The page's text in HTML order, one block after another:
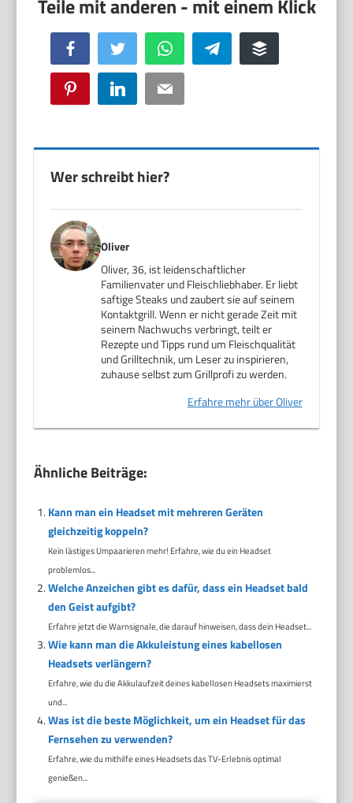
Facebook Twitter WhatsApp Telegram Buffer
Pinterest LinkedIn Email
Wer schreibt hier?
Oliver
Oliver, 36, ist leidenschaftlicher
Familienvater und Fleischliebhaber. Er liebt
saftige Steaks und zaubert sie auf seinem
Kontaktgrill. Wenn er nicht gerade Zeit mit
seinem Nachwuchs verbringt, teilt er
Rezepte und Tipps rund um Fleischqualität
und Grilltechnik, um Leser zu inspirieren,
zuhause selbst zum Grillprofi zu werden.
Erfahre mehr über Oliver
Ähnliche Beiträge:
Kann man ein Headset mit mehreren Geräten
gleichzeitig koppeln?
Kein lästiges Umpaarieren mehr! Erfahre, wie du ein Headset
problemlos...
Welche Anzeichen gibt es dafür, dass ein Headset bald
den Geist aufgibt?
Erfahre jetzt die Warnsignale, die darauf hinweisen, dass dein Headset...
Wie kann man die Akkuleistung eines kabellosen
Headsets verlängern?
Erfahre, wie du die Akkulaufzeit deines kabellosen Headsets maximierst
und...
Was ist die beste Möglichkeit, um ein Headset für das
Fernsehen zu verwenden?
Erfahre, wie du mithilfe eines Headsets das TV-Erlebnis optimal
genießen...